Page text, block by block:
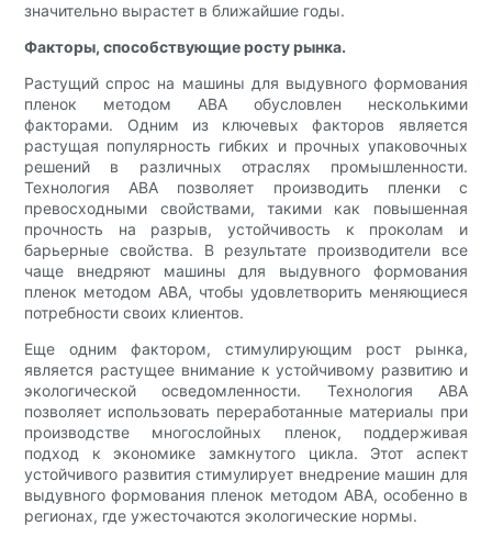
значительно вырастет в ближайшие годы.
Факторы, способствующие росту рынка.
Растущий спрос на машины для выдувного формования
пленок методом ABA обусловлен несколькими
факторами. Одним из ключевых факторов является
растущая популярность гибких и прочных упаковочных
решений в различных отраслях промышленности.
Технология ABA позволяет производить пленки с
превосходными свойствами, такими как повышенная
прочность на разрыв, устойчивость к проколам и
барьерные свойства. В результате производители все
чаще внедряют машины для выдувного формования
пленок методом ABA, чтобы удовлетворить меняющиеся
потребности своих клиентов.
Еще одним фактором, стимулирующим рост рынка,
является растущее внимание к устойчивому развитию и
экологической осведомленности. Технология ABA
позволяет использовать переработанные материалы при
производстве многослойных пленок, поддерживая
подход к экономике замкнутого цикла. Этот аспект
устойчивого развития стимулирует внедрение машин для
выдувного формования пленок методом ABA, особенно в
регионах, где ужесточаются экологические нормы.